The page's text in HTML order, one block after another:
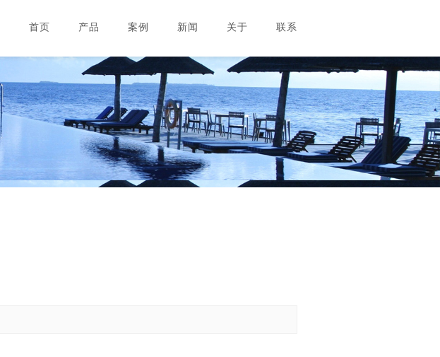
首页 产品 案例 新闻 关于 联系